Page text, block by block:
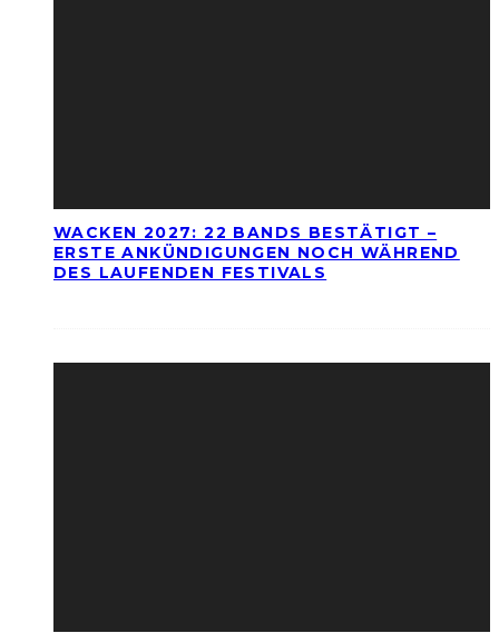
WACKEN 2027: 22 BANDS BESTÄTIGT –
ERSTE ANKÜNDIGUNGEN NOCH WÄHREND
DES LAUFENDEN FESTIVALS